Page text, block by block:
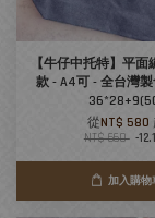
【牛仔中托特】平
款 - A4可 - 全台灣
從NT$ 580
NT$ 660 -
加入購物